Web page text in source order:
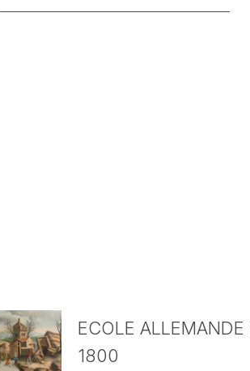
ECOLE ALLEMANDE
1800